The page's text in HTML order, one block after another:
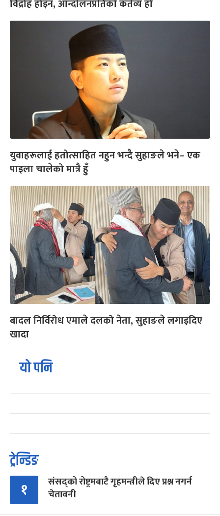
विद्रोह होइन, आन्दोलनप्रतिको कर्तव्य हो
युवाहरूलाई हतोत्साहित नहुन भन्दै सुहाङले भने– एक
पाइला चालेको मात्रै हुँ
बादल निर्विरोध एमाले दलको नेता, सुहाङले लगाइदिए
खादा
यो पनि
ट्रेन्डिङ
१
संसद्को रोष्ट्रमबाटै गृहमन्त्रीले दिए प्रश्न नगर्न
चेतावनी